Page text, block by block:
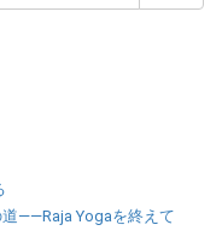
――Raja Yogaを終えて